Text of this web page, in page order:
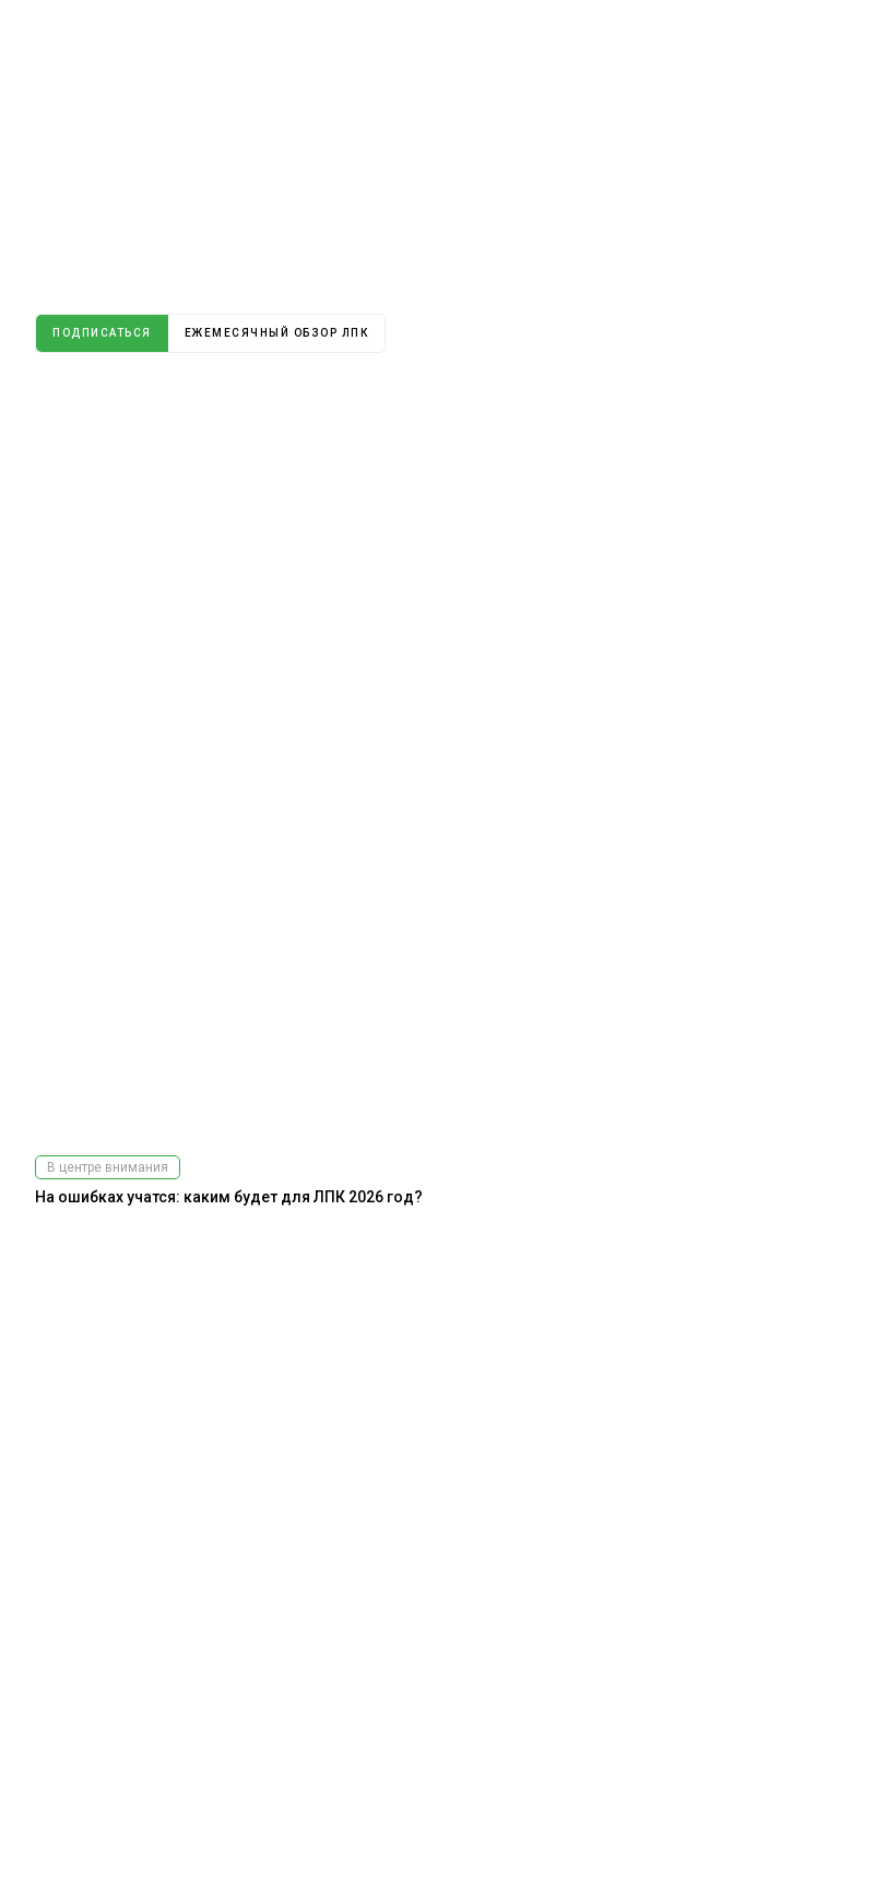
ПОДПИСАТЬСЯ ЕЖЕМЕСЯЧНЫЙ ОБЗОР ЛПК
В центре внимания
На ошибках учатся: каким будет для ЛПК 2026 год?